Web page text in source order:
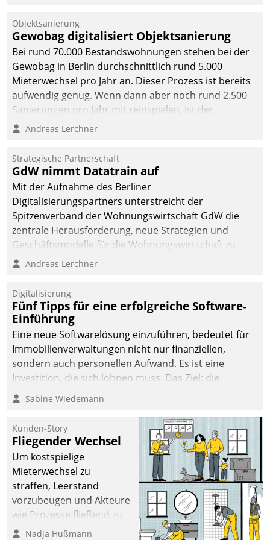
Objektsanierung
Gewobag digitalisiert Objektsanierung
Bei rund 70.000 Bestandswohnungen stehen bei der
Gewobag in Berlin durchschnittlich rund 5.000
Mieterwechsel pro Jahr an. Dieser Prozess ist bereits
aufwendig genug. Wenn dann aber noch rund 2.500
Sanierungen pro Jahr mit reinspielen, ist der
Betreuungs- und Organisationsaufwand immens. Im
kommunale Wohnungsbauunternehmen daher
gemeinsam mit der Berliner Datatrain GmbH den
Teilprozess der Objektsanierung digitalisiert.
Andreas Lerchner
Strategische Partnerschaft
GdW nimmt Datatrain auf
Mit der Aufnahme des Berliner
Digitalisierungspartners unterstreicht der
Spitzenverband der Wohnungswirtschaft GdW die
zentrale Herausforderung, neue Strategien und
Geschäftsmodelle für die Wohnungswirtschaft zu
entwickeln.
Andreas Lerchner
Digitalisierung
Fünf Tipps für eine erfolgreiche Software-
Einführung
Eine neue Softwarelösung einzuführen, bedeutet für
Immobilienverwaltungen nicht nur finanziellen,
sondern auch personellen Aufwand. Es ist eine
Investition, die sich lohnen muss. Das Ziel: die
nachhaltige Optimierung der Geschäftsabläufe. Damit
dieses Ziel erreicht wird, sollten einige Grundregeln
Sabine Wiedemann
Kunden-Story
Fliegender Wechsel
Um kostspielige
Mieterwechsel zu
straffen, Leerstand
vorzubeugen und Akteure
wie Prozesse fließend zu
vernetzen, nutzt die
Nadja Hußmann